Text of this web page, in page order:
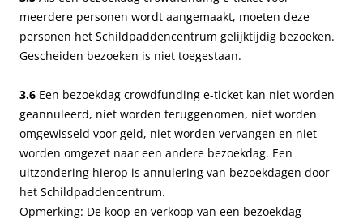
meerdere personen wordt aangemaakt, moeten deze
personen het Schildpaddencentrum gelijktijdig bezoeken.
Gescheiden bezoeken is niet toegestaan.
3.6 Een bezoekdag crowdfunding e-ticket kan niet worden
geannuleerd, niet worden teruggenomen, niet worden
omgewisseld voor geld, niet worden vervangen en niet
worden omgezet naar een andere bezoekdag. Een
uitzondering hierop is annulering van bezoekdagen door
het Schildpaddencentrum.
Opmerking: De koop en verkoop van een bezoekdag